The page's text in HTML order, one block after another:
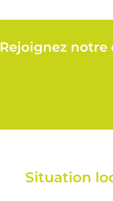
Rejoignez
Situation